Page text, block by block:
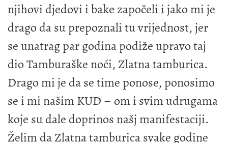
njihovi djedovi i bake započeli i jako mi je
drago da su prepoznali tu vrijednost, jer
se unatrag par godina podiže upravo taj
dio Tamburaške noći, Zlatna tamburica.
Drago mi je da se time ponose, ponosimo
se i mi našim KUD – om i svim udrugama
koje su dale doprinos našj manifestaciji.
Želim da Zlatna tamburica svake godine